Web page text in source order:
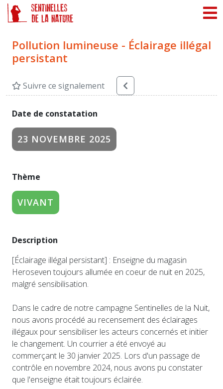
Pollution lumineuse - Éclairage illégal
persistant
Suivre ce signalement
Date de constatation
23 NOVEMBRE 2025
Thème
VIVANT
Description
[Éclairage illégal persistant] : Enseigne du magasin
Heroseven toujours allumée en coeur de nuit en 2025,
malgré sensibilisation.
Dans le cadre de notre campagne Sentinelles de la Nuit,
nous avons procédé au recensement des éclairages
illégaux pour sensibiliser les acteurs concernés et initier
le changement. Un courrier a été envoyé au
commerçant le 30 janvier 2025. Lors d'un passage de
contrôle en novembre 2024, nous avons pu constater
que l'enseigne était toujours éclairée.
Panneau de gestion des cookies